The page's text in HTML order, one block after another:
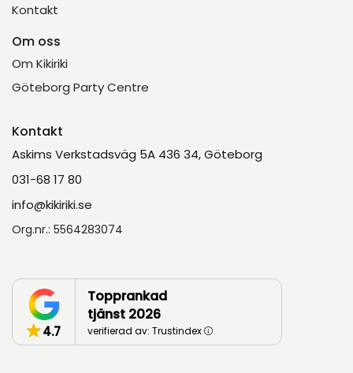
Kontakt
Om oss
Om Kikiriki
Göteborg Party Centre
Kontakt
Askims Verkstadsväg 5A 436 34, Göteborg
031-68 17 80
info@kikiriki.se
Org.nr.: 5564283074
4.7
Topprankad
tjänst 2026
verifierad av: Trustindex